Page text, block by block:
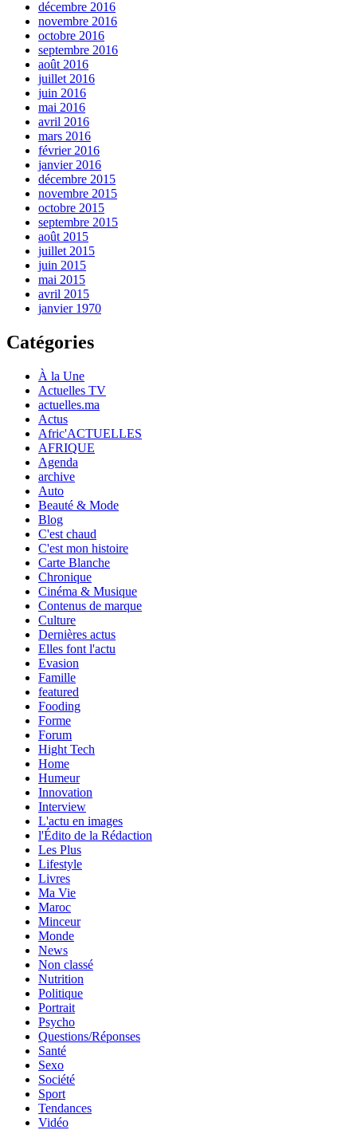
décembre 2016
novembre 2016
octobre 2016
septembre 2016
août 2016
juillet 2016
juin 2016
mai 2016
avril 2016
mars 2016
février 2016
janvier 2016
décembre 2015
novembre 2015
octobre 2015
septembre 2015
août 2015
juillet 2015
juin 2015
mai 2015
avril 2015
janvier 1970
Catégories
À la Une
Actuelles TV
actuelles.ma
Actus
Afric'ACTUELLES
AFRIQUE
Agenda
archive
Auto
Beauté & Mode
Blog
C'est chaud
C'est mon histoire
Carte Blanche
Chronique
Cinéma & Musique
Contenus de marque
Culture
Dernières actus
Elles font l'actu
Evasion
Famille
featured
Fooding
Forme
Forum
Hight Tech
Home
Humeur
Innovation
Interview
L'actu en images
l'Édito de la Rédaction
Les Plus
Lifestyle
Livres
Ma Vie
Maroc
Minceur
Monde
News
Non classé
Nutrition
Politique
Portrait
Psycho
Questions/Réponses
Santé
Sexo
Société
Sport
Tendances
Vidéo